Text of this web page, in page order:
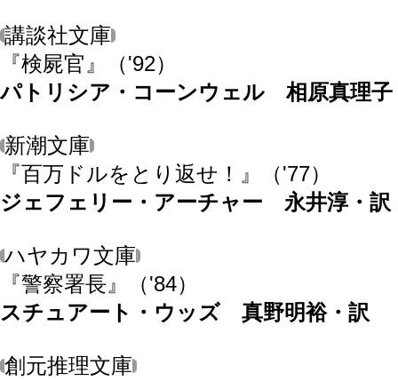
講談社文庫
『検屍官』
（'92）
パトリシア・コーンウェル 相原真理子
新潮文庫
『百万ドルをとり返せ！』
（'77）
ジェフェリー・アーチャー 永井淳・訳
ハヤカワ文庫
『警察署長』
（'84）
スチュアート・ウッズ 真野明裕・訳
創元推理文庫